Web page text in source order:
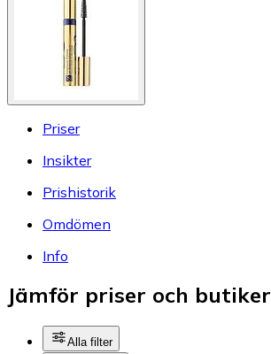
Priser
Insikter
Prishistorik
Omdömen
Info
Jämför priser och butiker
Alla filter